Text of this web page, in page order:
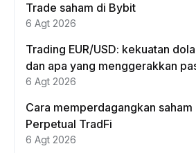
Trade saham di Bybit
6 Agt 2026
Trading EUR/USD: kekuatan
dan apa yang menggerakkan
6 Agt 2026
Cara memperdagangkan
Perpetual TradFi
6 Agt 2026